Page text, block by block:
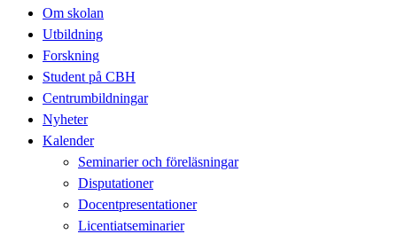
Om skolan
Utbildning
Forskning
Student på CBH
Centrumbildningar
Nyheter
Kalender
Seminarier och föreläsningar
Disputationer
Docentpresentationer
Licentiatseminarier